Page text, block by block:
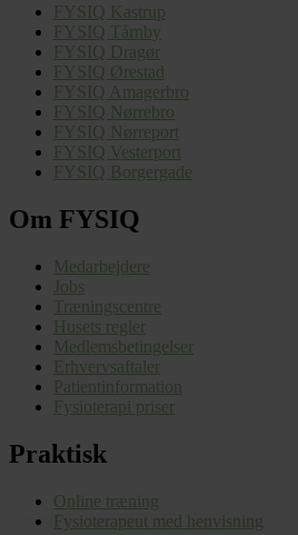
FYSIQ Kastrup
FYSIQ Tårnby
FYSIQ Dragør
FYSIQ Ørestad
FYSIQ Amagerbro
FYSIQ Nørrebro
FYSIQ Nørreport
FYSIQ Vesterport
FYSIQ Borgergade
Om FYSIQ
Medarbejdere
Jobs
Træningscentre
Husets regler
Medlemsbetingelser
Erhvervsaftaler
Patientinformation
Fysioterapi priser
Praktisk
Online træning
Fysioterapeut med henvisning